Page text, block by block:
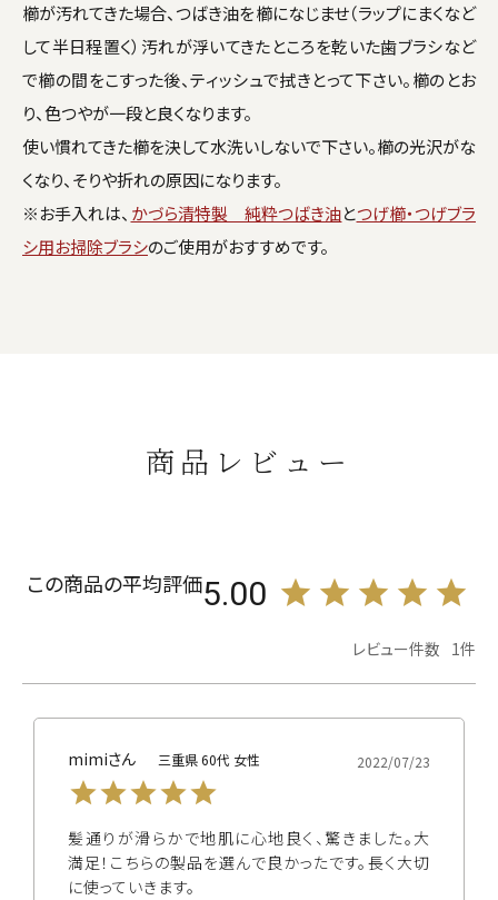
櫛が汚れてきた場合、つばき油を櫛になじませ（ラップにまくなど
して半日程置く）汚れが浮いてきたところを乾いた歯ブラシなど
で櫛の間をこすった後、ティッシュで拭きとって下さい。櫛のとお
り、色つやが一段と良くなります。
使い慣れてきた櫛を決して水洗いしないで下さい。櫛の光沢がな
くなり、そりや折れの原因になります。
※お手入れは、 かづら清特製 純粋つばき油とつげ櫛・つげブラ
シ用お掃除ブラシのご使用がおすすめです。
商品レビュー
5.00
1
mimi 三重県60代 女性 2022/07/23
髪通りが滑らかで地肌に心地良く、驚きました。大
満足！こちらの製品を選んで良かったです。長く大切
に使っていきます。